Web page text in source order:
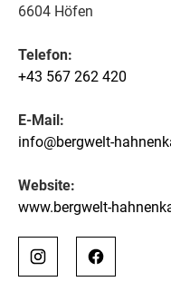
6604 Höfen
Telefon:
+43 567 262 420
E-Mail:
info@bergwelt-
Website:
www.bergwelt-